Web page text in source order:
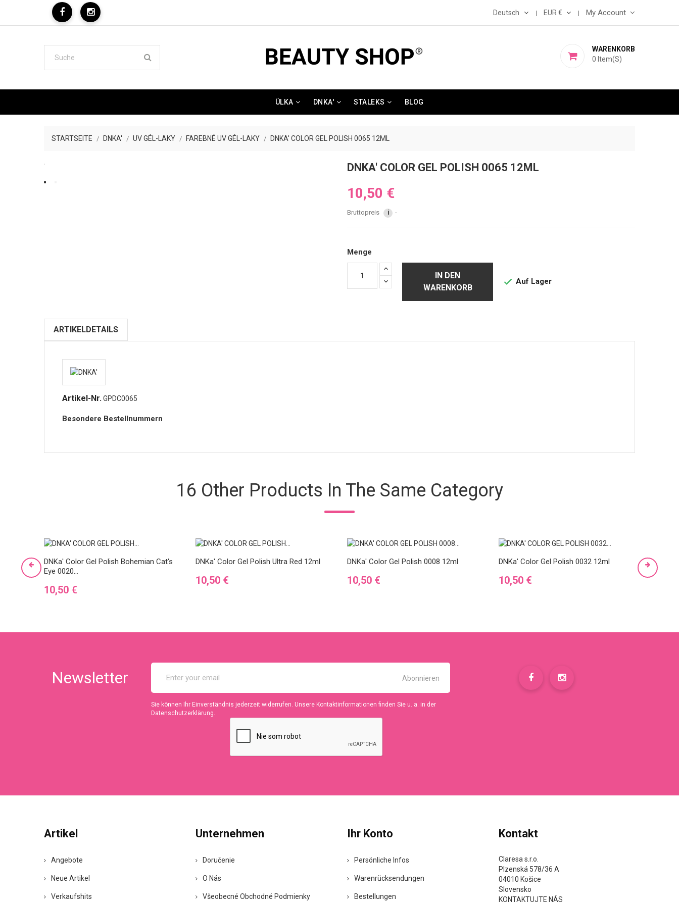
Deutsch EUR € My Account
WARENKORB
0 Item(s)
ÜLKA DNKA' STALEKS BLOG
STARTSEITE DNKA' UV GÉL-LAKY FAREBNÉ UV GÉL-LAKY DNKA' COLOR GEL POLISH 0065 12ML
DNKA' COLOR GEL POLISH 0065 12ML
10,50 €
Bruttopreis i
Menge
IN DEN
WARENKORB
 Auf Lager
ARTIKELDETAILS
Artikel-Nr. GPDC0065
Besondere Bestellnummern
16 Other Products In The Same Category
DNKa' Color Gel Polish Bohemian Cat's
Eye 0020...
Preis
10,50 €
DNKa' Color Gel Polish Ultra Red 12ml
Preis
10,50 €
DNKa' Color Gel Polish 0008 12ml
Preis
10,50 €
DNKa' Color Gel Polish 0032 12ml
Preis
10,50 €
Eye
Preis
7,50 €
Newsletter
Sie können Ihr Einverständnis jederzeit widerrufen. Unsere Kontaktinformationen finden Sie u. a. in der
Datenschutzerklärung.
Artikel
Angebote
Neue Artikel
Verkaufshits
Unternehmen
Doručenie
O Nás
Všeobecné Obchodné Podmienky
Ihr Konto
Persönliche Infos
Warenrücksendungen
Bestellungen
Kontakt
Claresa s.r.o.
Plzenská 578/36 A
04010 Košice
Slovensko
KONTAKTUJTE NÁS